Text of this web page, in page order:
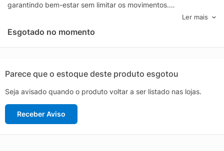
garantindo bem-estar sem limitar os movimentos.
Confeccionada em fleece macio ao toque, essa jaqueta
manter a sensação de conforto durante caminhadas, viagens e
adiciona proteção extra contra vento e mudanças rápidas no
clima, tornando a peça ainda mais funcional.
Pensada para uso prático, a Glacier Full Zip Hoodie oferece um
caimento confortável e excelente usabilidade, acompanhando
você de trilhas e passeios ao trabalho, faculdade ou momentos
de lazer. A cor branca traz um visual moderno e atemporal,
Ler mais
Esgotado no momento
Parece que o estoque deste produto esgotou
Seja avisado quando o produto voltar a ser listado nas lojas.
Receber Aviso